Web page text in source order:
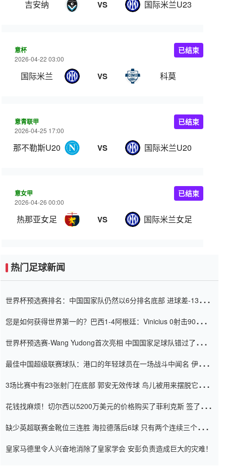
吉安纳 VS 国际米兰U23
意杯
2026-04-22 03:00
国际米兰 VS 科莫
已结束
意青联甲
2026-04-25 17:00
那不勒斯U20 VS 国际米兰U20
已结束
意女甲
2026-04-26 00:00
热那亚女足 VS 国际米兰女足
已结束
热门足球新闻
世界杯预选赛排名：中国国家队仍然以6分排名底部 进球差-13令人
您是如何获得世界第一的？巴西1-4阿根廷：Vinicius 0射击90分钟
世界杯预选赛-Wang Yudong首次亮相 中国国家足球队错过了世界
最佳中国超级联赛球队：港口的年轻球员在一场战斗中闻名 伊万放
3场比赛中有23张射门在底部 郭安无效传球 鸟儿被用来摆脱它
花钱找麻烦！切尔西以5200万美元的价格购买了菲利克斯 签了7年
缺少英超联赛金靴位三连胜 海拉德落后6球 只有两个连续三个连续
皇家马德里令人兴奋地消除了皇家学会 安彭负责造成巨大的灾难！